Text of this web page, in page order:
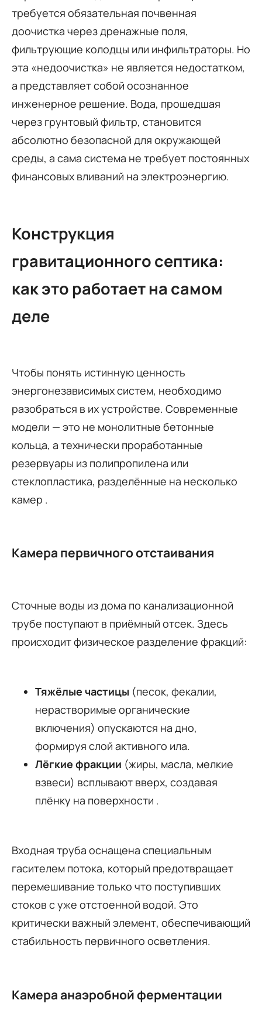
требуется обязательная почвенная
доочистка через дренажные поля,
фильтрующие колодцы или инфильтраторы. Но
эта «недоочистка» не является недостатком,
а представляет собой осознанное
инженерное решение. Вода, прошедшая
через грунтовый фильтр, становится
абсолютно безопасной для окружающей
среды, а сама система не требует постоянных
финансовых вливаний на электроэнергию.
Конструкция
гравитационного септика:
как это работает на самом
деле
Чтобы понять истинную ценность
энергонезависимых систем, необходимо
разобраться в их устройстве. Современные
модели — это не монолитные бетонные
кольца, а технически проработанные
резервуары из полипропилена или
стеклопластика, разделённые на несколько
камер .
Камера первичного отстаивания
Сточные воды из дома по канализационной
трубе поступают в приёмный отсек. Здесь
происходит физическое разделение фракций:
Тяжёлые частицы (песок, фекалии,
нерастворимые органические
включения) опускаются на дно,
формируя слой активного ила.
Лёгкие фракции (жиры, масла, мелкие
взвеси) всплывают вверх, создавая
плёнку на поверхности .
Входная труба оснащена специальным
гасителем потока, который предотвращает
перемешивание только что поступивших
стоков с уже отстоенной водой. Это
критически важный элемент, обеспечивающий
стабильность первичного осветления.
Камера анаэробной ферментации